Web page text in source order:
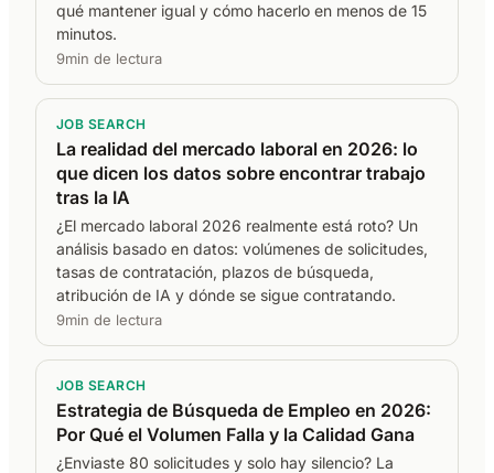
qué mantener igual y cómo hacerlo en menos de 15
minutos.
9min de lectura
JOB SEARCH
La realidad del mercado laboral en 2026: lo
que dicen los datos sobre encontrar trabajo
tras la IA
¿El mercado laboral 2026 realmente está roto? Un
análisis basado en datos: volúmenes de solicitudes,
tasas de contratación, plazos de búsqueda,
atribución de IA y dónde se sigue contratando.
9min de lectura
JOB SEARCH
Estrategia de Búsqueda de Empleo en 2026:
Por Qué el Volumen Falla y la Calidad Gana
¿Enviaste 80 solicitudes y solo hay silencio? La